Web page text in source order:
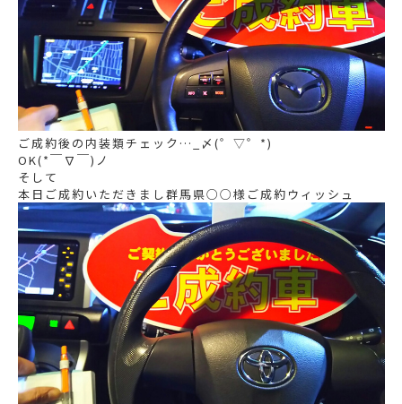
ご成約後の内装類チェック…_〆(゜▽゜*)
OK(*￣∇￣)ノ
そして
本日ご成約いただきまし群馬県○○様ご成約ウィッシュ